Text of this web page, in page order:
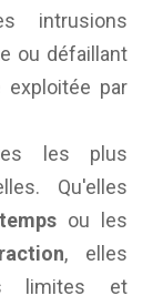
intrusions
ou défaillant
exploitée par
les plus
Qu'elles
ou les
, elles
limites et